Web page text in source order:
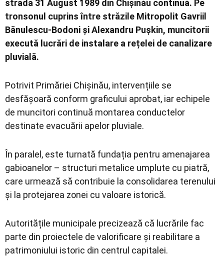
strada 31 August 1989 din Chișinău continuă. Pe
tronsonul cuprins între străzile Mitropolit Gavriil
Bănulescu-Bodoni și Alexandru Pușkin, muncitorii
execută lucrări de instalare a rețelei de canalizare
pluvială.
Potrivit Primăriei Chișinău, intervențiile se
desfășoară conform graficului aprobat, iar echipele
de muncitori continuă montarea conductelor
destinate evacuării apelor pluviale.
În paralel, este turnată fundația pentru amenajarea
gabioanelor – structuri metalice umplute cu piatră,
care urmează să contribuie la consolidarea terenului
și la protejarea zonei cu valoare istorică.
Autoritățile municipale precizează că lucrările fac
parte din proiectele de valorificare și reabilitare a
patrimoniului istoric din centrul capitalei.